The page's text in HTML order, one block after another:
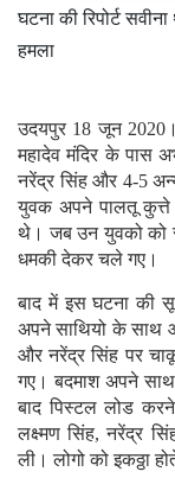
घटना की रिपोर्ट
हमला
उदयपुर 18 जून 2020।
महादेव मंदिर के पास
नरेंद्र सिंह और 4-5
युवक अपने पालतू कुत्ते
थे। जब उन युवको को
धमकी देकर चले गए।
बाद में इस घटना की
अपने साथियो के साथ
और नरेंद्र सिंह पर
गए। बदमाश अपने
बाद पिस्टल लोड
लक्ष्मण सिंह, नरेंद्र
ली। लोगो को इकठ्ठा